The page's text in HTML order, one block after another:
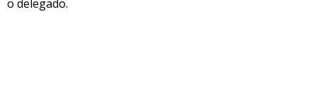
o delegado.